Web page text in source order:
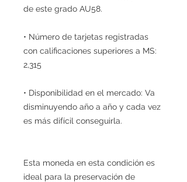
de este grado AU58.
• Número de tarjetas registradas
con calificaciones superiores a MS:
2,315
• Disponibilidad en el mercado: Va
disminuyendo año a año y cada vez
es más difícil conseguirla.
Esta moneda en esta condición es
ideal para la preservación de